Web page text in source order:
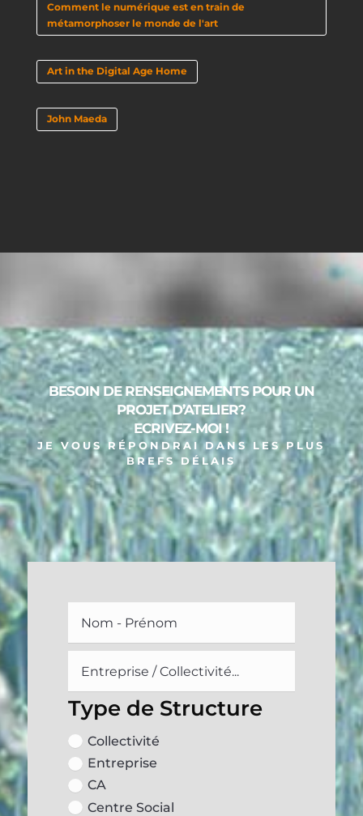
Comment le numérique est en train de
métamorphoser le monde de l'art
Art in the Digital Age Home
John Maeda
BESOIN DE RENSEIGNEMENTS POUR UN
PROJET D’ATELIER?
ECRIVEZ-MOI !
JE VOUS RÉPONDRAI DANS LES PLUS
BREFS DÉLAIS
Type de Structure
Collectivité
Entreprise
CA
Centre Social